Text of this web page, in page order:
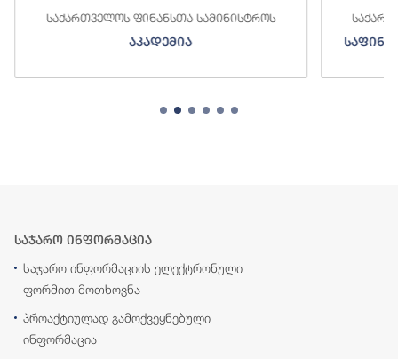
საქართველოს ფინანსთა სამინისტროს
აკადემია
საჯარო ინფორმაცია
საჯარო ინფორმაციის ელექტრონული
ფორმით მოთხოვნა
პროაქტიულად გამოქვეყნებული
ინფორმაცია